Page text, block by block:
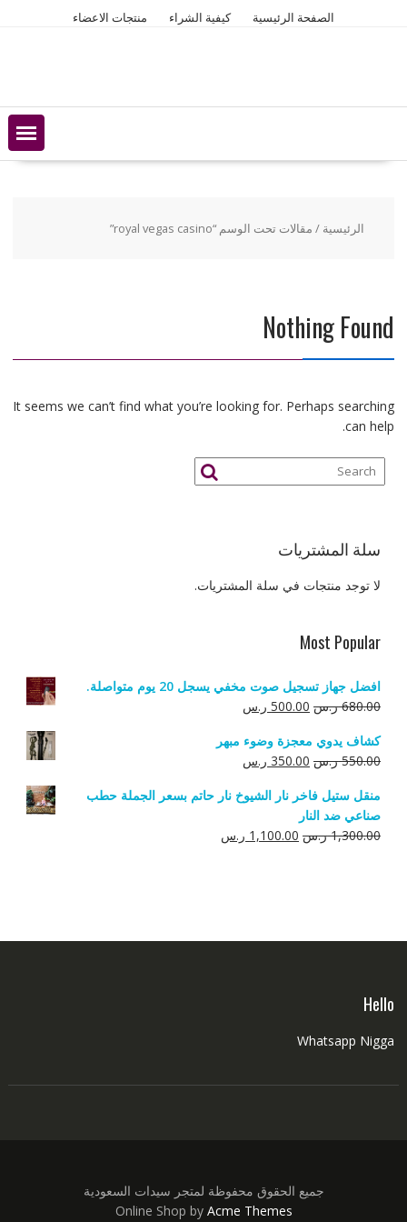
الصفحة الرئيسية كيفية الشراء منتجات الاعضاء
الرئيسية / مقالات تحت الوسم “royal vegas casino”
Nothing Found
It seems we can’t find what you’re looking for. Perhaps searching
can help.
سلة المشتريات
لا توجد منتجات في سلة المشتريات.
Most Popular
افضل جهاز تسجيل صوت مخفي يسجل 20 يوم متواصلة.
680.00 ر.س السعر
هو:
680.00 ر.س.
500.00 ر.سالسعر
هو:
500.00 ر.س.
كشاف يدوي معجزة وضوء مبهر
550.00 ر.س السعر
هو:
550.00 ر.س.
350.00 ر.سالسعر
هو:
منقل ستيل فاخر نار الشيوخ نار حاتم بسعر الجملة حطب
صناعي ضد النار
1,300.00 ر.س السعر
1,100.00 ر.سالسعر
Hello
Whatsapp Nigga
جميع الحقوق محفوظة لمتجر سيدات السعودية
Online Shop by Acme Themes